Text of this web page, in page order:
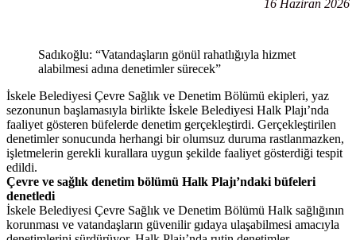
16 Haziran 2026
Sadıkoğlu: “Vatandaşların gönül rahatlığıyla hizmet
alabilmesi adına denetimler sürecek”
İskele Belediyesi Çevre Sağlık ve Denetim Bölümü ekipleri, yaz
sezonunun başlamasıyla birlikte İskele Belediyesi Halk Plajı’nda
faaliyet gösteren büfelerde denetim gerçekleştirdi. Gerçekleştirilen
denetimler sonucunda herhangi bir olumsuz duruma rastlanmazken,
işletmelerin gerekli kurallara uygun şekilde faaliyet gösterdiği tespit
edildi.
Çevre ve sağlık denetim bölümü Halk Plajı’ndaki büfeleri
denetledi
İskele Belediyesi Çevre Sağlık ve Denetim Bölümü Halk sağlığının
korunması ve vatandaşların güvenilir gıdaya ulaşabilmesi amacıyla